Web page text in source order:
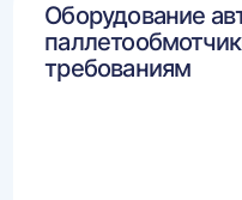
Оборудование
требованиям